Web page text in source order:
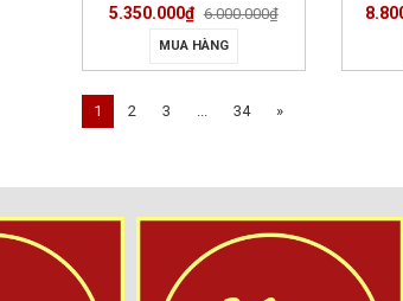
5.350.000₫ 6.000.000₫
MUA HÀNG
1 2 3 ... 34 »